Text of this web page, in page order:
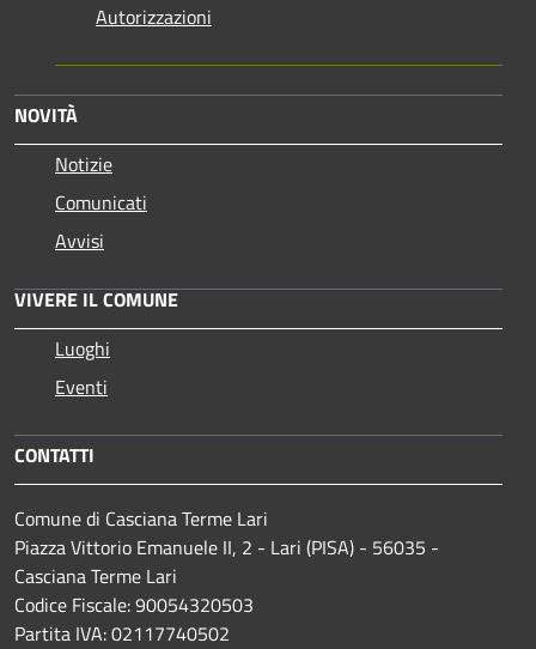
Autorizzazioni
NOVITÀ
Notizie
Comunicati
Avvisi
VIVERE IL COMUNE
Luoghi
Eventi
CONTATTI
Comune di Casciana Terme Lari
Piazza Vittorio Emanuele II, 2 - Lari (PISA) - 56035 -
Casciana Terme Lari
Codice Fiscale: 90054320503
Partita IVA: 02117740502